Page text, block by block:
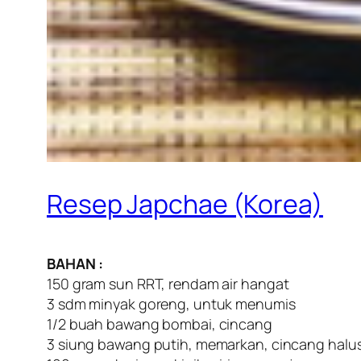
Resep Japchae (Korea)
BAHAN :
150 gram sun RRT, rendam air hangat
3 sdm minyak goreng, untuk menumis
1/2 buah bawang bombai, cincang
3 siung bawang putih, memarkan, cincang